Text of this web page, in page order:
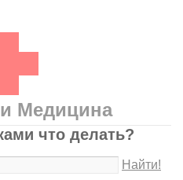
Медицина
что делать?
Найти!